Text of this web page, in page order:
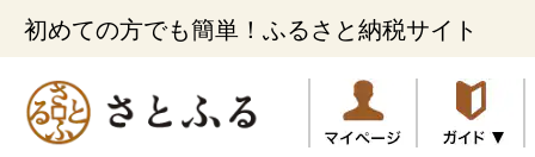
初めての方でも簡単！ふるさと納税サイト